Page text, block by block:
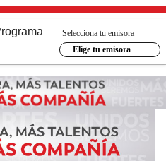
Selecciona tu emisora
Elige tu emisora